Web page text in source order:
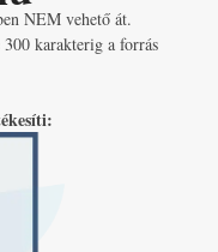
NEM vehető át.
karakterig a forrás